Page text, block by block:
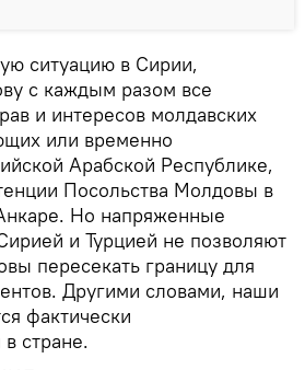
ситуацию в Сирии,
с каждым разом все
и интересов молдавских
или временно
Арабской Республике,
Посольства Молдовы в
Но напряженные
и Турцией не позволяют
пересекать границу для
Другими словами, наши
фактически
стране.